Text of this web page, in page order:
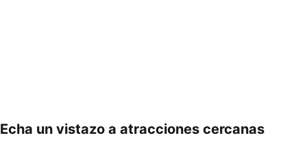
Echa un vistazo a atracciones cercanas